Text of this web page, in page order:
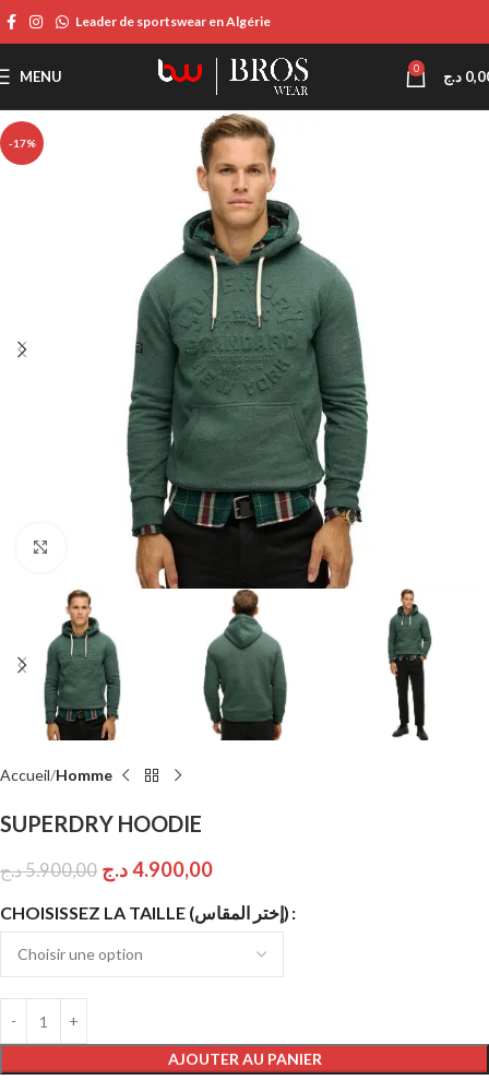
Leader de sportswear en Algérie
MENU 0 د.ج
-17%
Click to enlarge
Accueil Homme
SUPERDRY HOODIE
5.900,00د.ج 4.900,00د.ج
CHOISISSEZ LA TAILLE (إختر المقاس)
AJOUTER AU PANIER